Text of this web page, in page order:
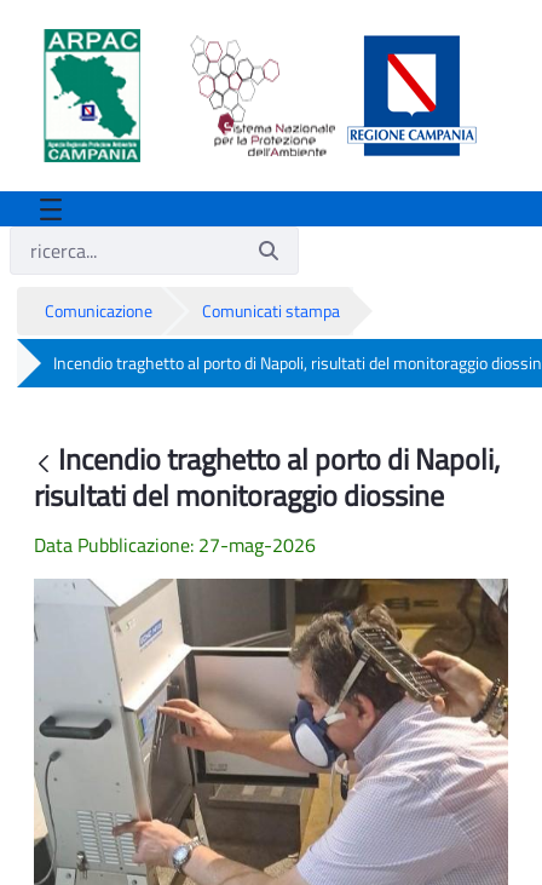
Comunicazione Comunicati stampa
Incendio traghetto al porto di Napoli, risultati del monitoraggio
Indietro
Incendio traghetto al porto di Napoli,
risultati del monitoraggio diossine
Data Pubblicazione: 27-mag-2026